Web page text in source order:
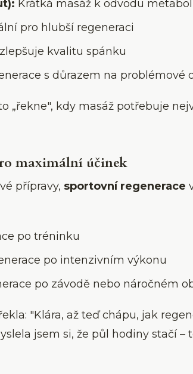
Krátká masáž k odvodu
pro hlubší regeneraci
kvalitu spánku
s důrazem na problémové
„řekne", kdy masáž potřebuje
maximální účinek
přípravy, sportovní regenerace
po tréninku
po intenzivním výkonu
po závodě nebo náročném
"Klára, až teď chápu, jak
jsem si, že půl hodiny stačí –